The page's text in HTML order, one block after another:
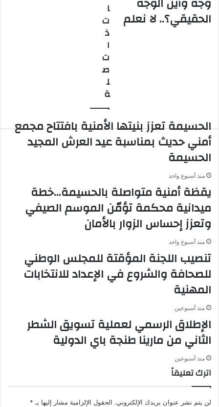
المغربية
هناك
الحقيقي؟.. لا نعلم
الوطن
ا
ت
ذ
ا
ت
ص
ل
ة
الحسيمة تعزز بنيتها الأمنية بافتتاح مجمع
أمني حديث بمناسبة عيد العرش المجيد
الحسيمة
منذ أسبوع واحد
يقظة أمنية متواصلة بالحسيمة…خطة
ميدانية محكمة تؤمّن الموسم الصيفي
وتعزز إحساس الزوار بالأمان
منذ أسبوع واحد
تنصيب اللجنة المؤقتة للمجلس الوطني
للصحافة والشروع في الإعداد للانتخابات
المهنية
منذ أسبوعين
الإطلاق الرسمي لعملية تسويق الشطر
الثاني من مارينا طنجة باي الدولية
منذ أسبوعين
اترك تعليقاً
لن يتم نشر عنوان بريدك الإلكتروني. الحقول الإلزامية مشار إليها بـ *